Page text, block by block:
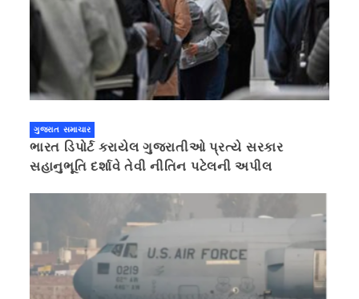
ગુજરાત સમાચાર
ભારત ડિપોર્ટ કરાયેલ ગુજરાતીઓ પ્રત્યે સરકાર
સહાનુભૂતિ દર્શાવે તેવી નીતિન પટેલની અપીલ